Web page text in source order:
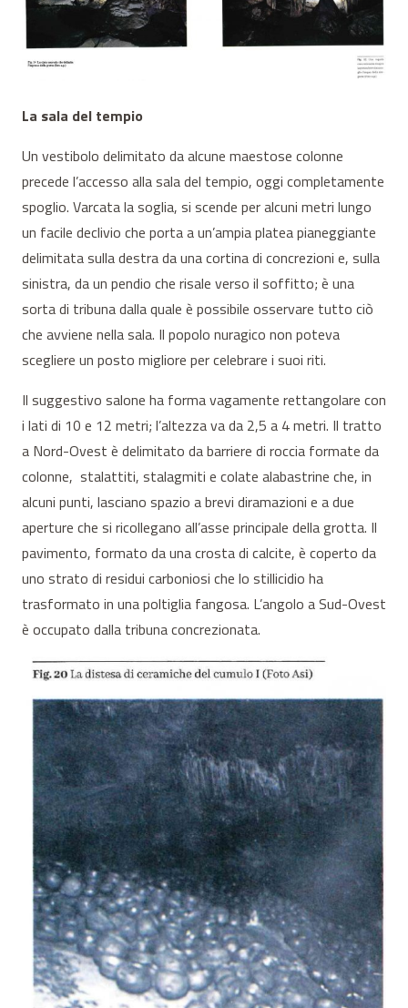
La sala del tempio
Un vestibolo delimitato da alcune maestose colonne
precede l’accesso alla sala del tempio, oggi completamente
spoglio. Varcata la soglia, si scende per alcuni metri lungo
un facile declivio che porta a un’ampia platea pianeggiante
delimitata sulla destra da una cortina di concrezioni e, sulla
sinistra, da un pendio che risale verso il soffitto; è una
sorta di tribuna dalla quale è possibile osservare tutto ciò
che avviene nella sala. Il popolo nuragico non poteva
scegliere un posto migliore per celebrare i suoi riti.
Il suggestivo salone ha forma vagamente rettangolare con
i lati di 10 e 12 metri; l’altezza va da 2,5 a 4 metri. Il tratto
a Nord-Ovest è delimitato da barriere di roccia formate da
colonne, stalattiti, stalagmiti e colate alabastrine che, in
alcuni punti, lasciano spazio a brevi diramazioni e a due
aperture che si ricollegano all’asse principale della grotta. Il
pavimento, formato da una crosta di calcite, è coperto da
uno strato di residui carboniosi che lo stillicidio ha
trasformato in una poltiglia fangosa. L’angolo a Sud-Ovest
è occupato dalla tribuna concrezionata.